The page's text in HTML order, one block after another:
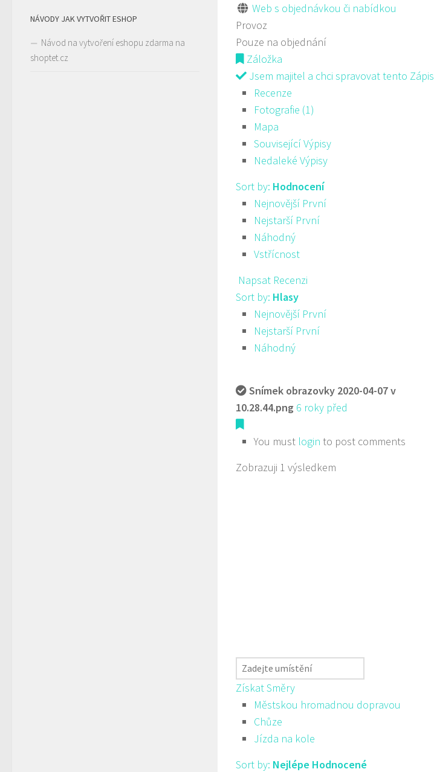
Web s objednávkou či nabídkou
Provoz
Pouze na objednání
Záložka
Jsem majitel a chci spravovat tento Zápis
Recenze
Fotografie (1)
Mapa
Související Výpisy
Nedaleké Výpisy
Sort by: Hodnocení
Nejnovější První
Nejstarší První
Náhodný
Vstřícnost
Napsat Recenzi
Sort by: Hlasy
Nejnovější První
Nejstarší První
Náhodný
Snímek obrazovky 2020-04-07 v
10.28.44.png 6 roky před
You must login to post comments
Zobrazuji 1 výsledkem
Získat Směry
Městskou hromadnou dopravou
Chůze
Jízda na kole
Sort by: Nejlépe Hodnocené
NÁVODY JAK VYTVOŘIT ESHOP
Návod na vytvoření eshopu zdarma na
shoptet.cz